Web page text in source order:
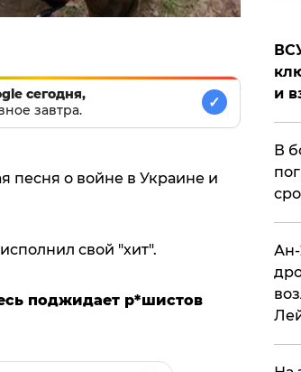
сегодня,
завтра.
✓
песня о войне в Украине и
свой "хит".
поджидает р*шистов
и
В
Ан-